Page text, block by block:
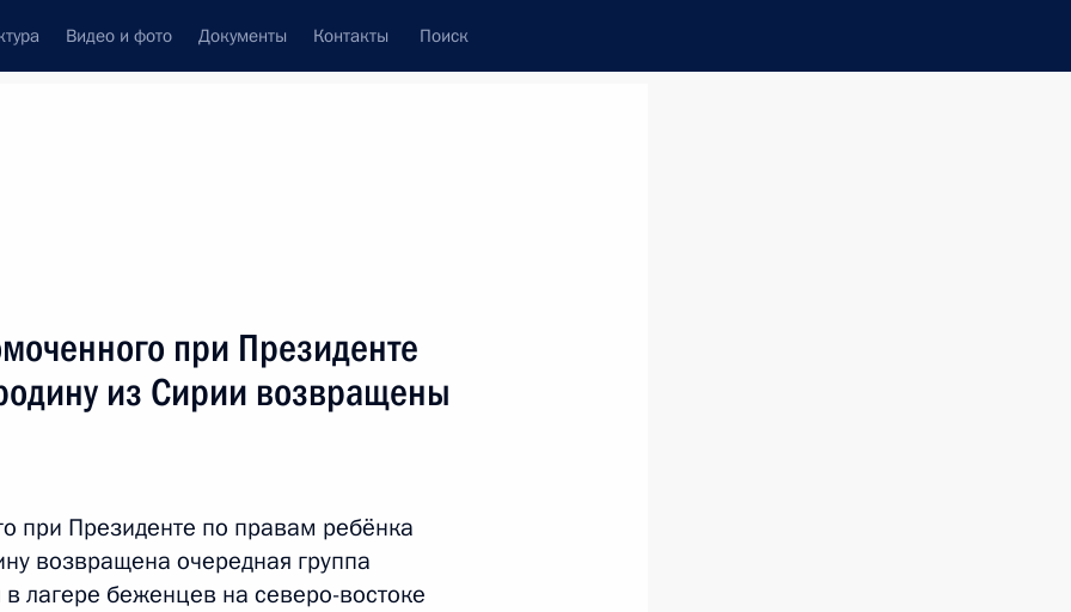
Видео и фото Документы Контакты Поиск
следующие материалы
с членами
при Президенте
из Сирии возвращены
при Президенте по правам ребёнка
возвращена очередная группа
лагере беженцев на северо-востоке